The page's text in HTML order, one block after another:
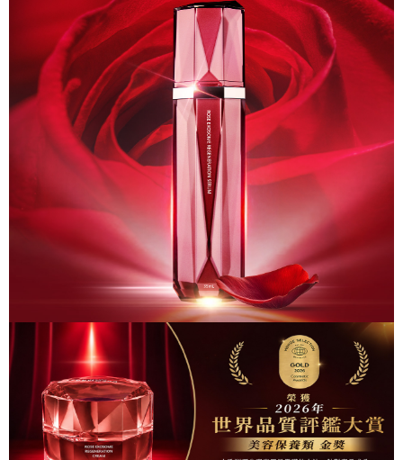
3.完整用戶服務條款，請詳閱以下連結：https://oppay.tw/userRule
每筆NT$100，滿NT$1,000(含以上)免運費
付款後7-11取貨
每筆NT$100，滿NT$1,000(含以上)免運費
每筆NT$150，滿NT$1,000(含以上)免運費
離島宅配
每筆NT$250，滿NT$1,000(含以上)免運費
每筆NT$150，滿NT$1,000(含以上)免運費